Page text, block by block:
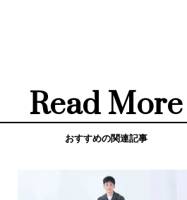
Read More
おすすめの関連記事